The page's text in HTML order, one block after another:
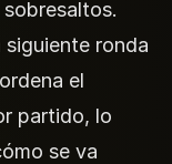
ronda
el
partido, lo
se va